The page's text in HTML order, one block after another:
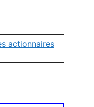
actionnaires